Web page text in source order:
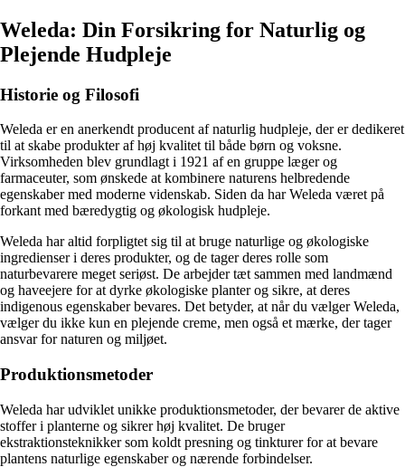
Weleda: Din Forsikring for Naturlig og
Plejende Hudpleje
Historie og Filosofi
Weleda er en anerkendt producent af naturlig hudpleje, der er dedikeret
til at skabe produkter af høj kvalitet til både børn og voksne.
Virksomheden blev grundlagt i 1921 af en gruppe læger og
farmaceuter, som ønskede at kombinere naturens helbredende
egenskaber med moderne videnskab. Siden da har Weleda været på
forkant med bæredygtig og økologisk hudpleje.
Weleda har altid forpligtet sig til at bruge naturlige og økologiske
ingredienser i deres produkter, og de tager deres rolle som
naturbevarere meget seriøst. De arbejder tæt sammen med landmænd
og haveejere for at dyrke økologiske planter og sikre, at deres
indigenous egenskaber bevares. Det betyder, at når du vælger Weleda,
vælger du ikke kun en plejende creme, men også et mærke, der tager
ansvar for naturen og miljøet.
Produktionsmetoder
Weleda har udviklet unikke produktionsmetoder, der bevarer de aktive
stoffer i planterne og sikrer høj kvalitet. De bruger
ekstraktionsteknikker som koldt presning og tinkturer for at bevare
plantens naturlige egenskaber og nærende forbindelser.